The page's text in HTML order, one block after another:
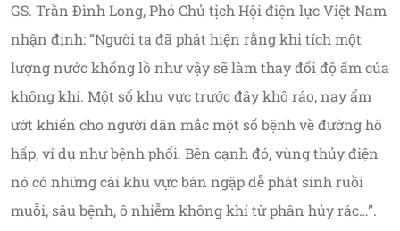
GS. Trần Đình Long, Phó Chủ tịch Hội điện lực Việt Nam
nhận định: “Người ta đã phát hiện rằng khi tích một
lượng nước khổng lồ như vậy sẽ làm thay đổi độ ẩm của
không khí. Một số khu vực trước đây khô ráo, nay ẩm
ướt khiến cho người dân mắc một số bệnh về đường hô
hấp, ví dụ như bệnh phổi. Bên cạnh đó, vùng thủy điện
nó có những cái khu vực bán ngập dễ phát sinh ruồi
muỗi, sâu bệnh, ô nhiễm không khí từ phân hủy rác…”.